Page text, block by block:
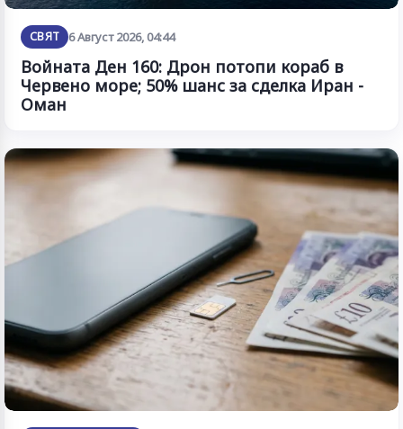
СВЯТ 6 Август 2026, 04:44
Войната Ден 160: Дрон потопи кораб в
Червено море; 50% шанс за сделка Иран -
Оман